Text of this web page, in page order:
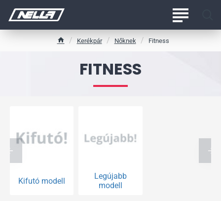
FITNESS
Kerékpár Nőknek Fitness
Kifutó modell
Legújabb
modell